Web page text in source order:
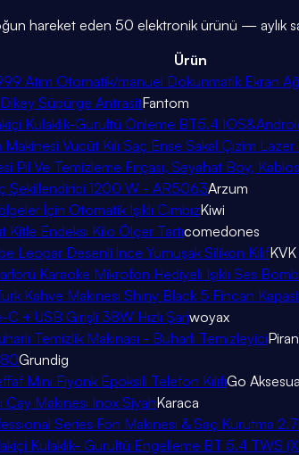
hareket eden 50 elektronik ürünü — aylık
Ürün
Atım Otomatik/manuel Dokunmatik Ekran
Süpürge AntrasitFantom
Kulaklık-Gürültü Önleme BT5.4
Vucüt Kılı Saç Ense Sakal Çizim
Pil Ve Temizleme Fırçası, Seyahat Boy,
Şekillendirici 1200 W - AR5063Arzum
İçin Otomatik Işıklı CımbızKiwi
Kitle Endeksi Kilo Ölçer Tartıcomedones
Leopar Desenli İnce Yumuşak Silikon Kılıf
Karaoke Mikrofon Hediyeli Işıklı Ses
Kahve Makinesi Shiny Black 5 Fincan
+ USB Girişli 38W Hızlı Şarjwoyax
Temizlik Makinası - Buharlı Temizleyici
Grundig
Mini Fiyonk Epoksili Telefon KılıfıGo
Çay Makinesi Inox SiyahKaraca
Series Fön Makinesi & Saç Kurutma
Kulaklık- Gürültü Engelleme BT 5.4 TWS